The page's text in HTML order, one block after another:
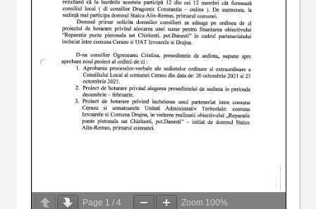
Page 1 / 4 Zoom 100%